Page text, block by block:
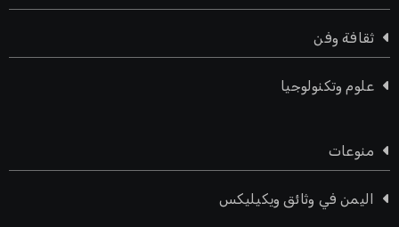
ثقافة وفن
علوم وتكنولوجيا
منوعات
اليمن في وثائق ويكيليكس